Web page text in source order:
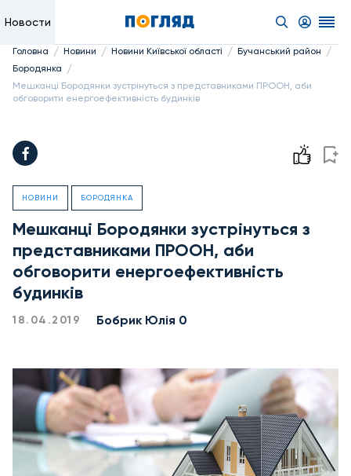
Новости
Головна / Новини / Новини Київської області / Бучанський район /
Бородянка /
Мешканці Бородянки зустрінуться з представниками ПРООН, аби
обговорити енергоефективність будинків
НОВИНИ БОРОДЯНКА
Мешканці Бородянки зустрінуться з
представниками ПРООН, аби
обговорити енергоефективність
будинків
18.04.2019 Бобрик Юлія 0